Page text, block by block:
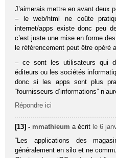
J’aimerais mettre en avant deux
– le web/html ne coûte
internet/apps existe donc peu
c’est juste une mise en forme
le référencement peut être opéré
– ce sont les utilisateurs qui
éditeurs ou les sociétés
donc si les apps sont plus
“fournisseurs d’informations”
Répondre ici
[13] - mmathieum a écrit le 6
“Les applications des
généralement en silo et ne